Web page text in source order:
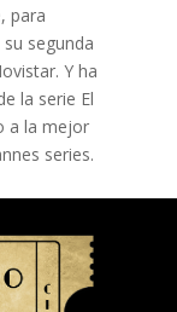
para
segunda
Y ha
la serie El
a la mejor
series.